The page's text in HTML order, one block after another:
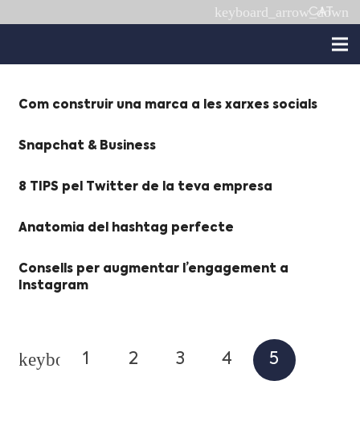
CAT
Com construir una marca a les xarxes socials
Snapchat & Business
8 TIPS pel Twitter de la teva empresa
Anatomia del hashtag perfecte
Consells per augmentar l’engagement a
Instagram
1 2 3 4 5